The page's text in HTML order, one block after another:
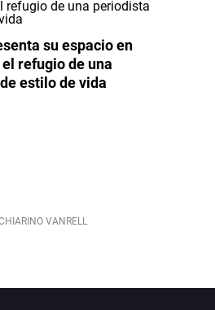
su espacio en
refugio de una
estilo de vida
VANRELL